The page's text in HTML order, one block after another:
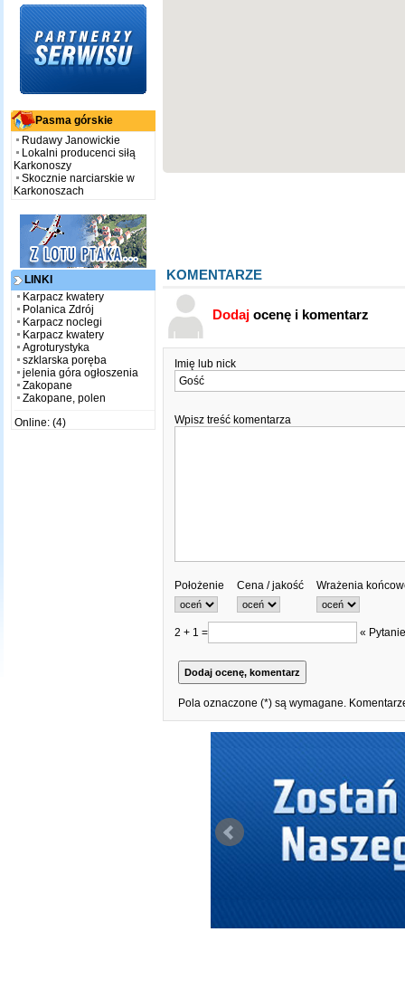
Pasma górskie
Rudawy Janowickie
Lokalni producenci siłą
Karkonoszy
Skocznie narciarskie w
Karkonoszach
LINKI
Karpacz kwatery
Polanica Zdrój
Karpacz noclegi
Karpacz kwatery
Agroturystyka
szklarska poręba
jelenia góra ogłoszenia
Zakopane
Zakopane, polen
Online: (4)
KOMENTARZE
Dodajocenę i komentarz
Imię lub nick
Wpisz treść komentarza
Położenie Cena / jakość Wrażenia
2 + 1 = «
Pola oznaczone (*) są wymagane.